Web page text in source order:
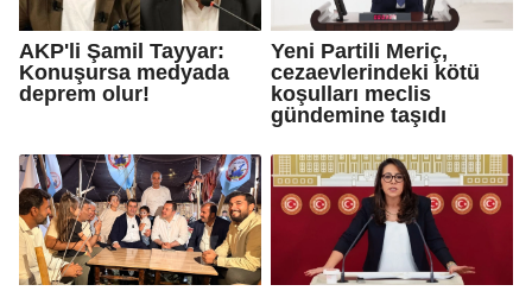
AKP'li Şamil Tayyar:
Konuşursa medyada
deprem olur!
Yeni Partili Meriç,
cezaevlerindeki kötü
koşulları meclis
gündemine taşıdı